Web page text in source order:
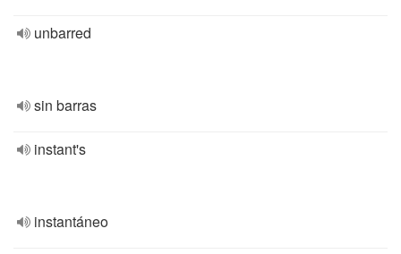
unbarred
sin barras
instant's
instantáneo